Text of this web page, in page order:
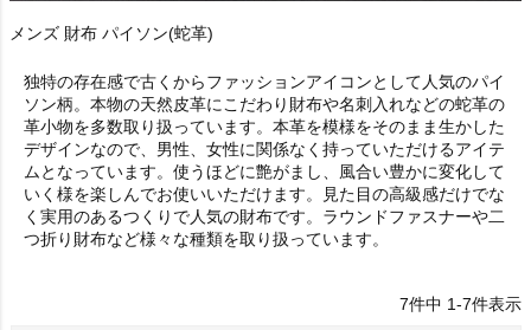
メンズ 財布 パイソン(蛇革)
独特の存在感で古くからファッションアイコンとして人気のパイ
ソン柄。本物の天然皮革にこだわり財布や名刺入れなどの蛇革の
革小物を多数取り扱っています。本革を模様をそのまま生かした
デザインなので、男性、女性に関係なく持っていただけるアイテ
ムとなっています。使うほどに艶がまし、風合い豊かに変化して
いく様を楽しんでお使いいただけます。見た目の高級感だけでな
く実用のあるつくりで人気の財布です。ラウンドファスナーや二
つ折り財布など様々な種類を取り扱っています。
7件中 1-7件表示